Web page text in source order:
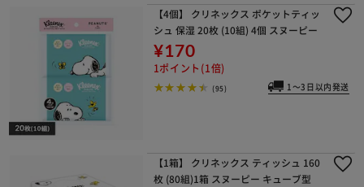
【4個】 クリネックス ポケットティッ
シュ 保湿 20枚 (10組) 4個 スヌーピー
¥170
1ポイント(1倍)
(95) 1～3日以内発送
【1箱】 クリネックス ティッシュ 160
枚 (80組)1箱 スヌーピー キューブ型